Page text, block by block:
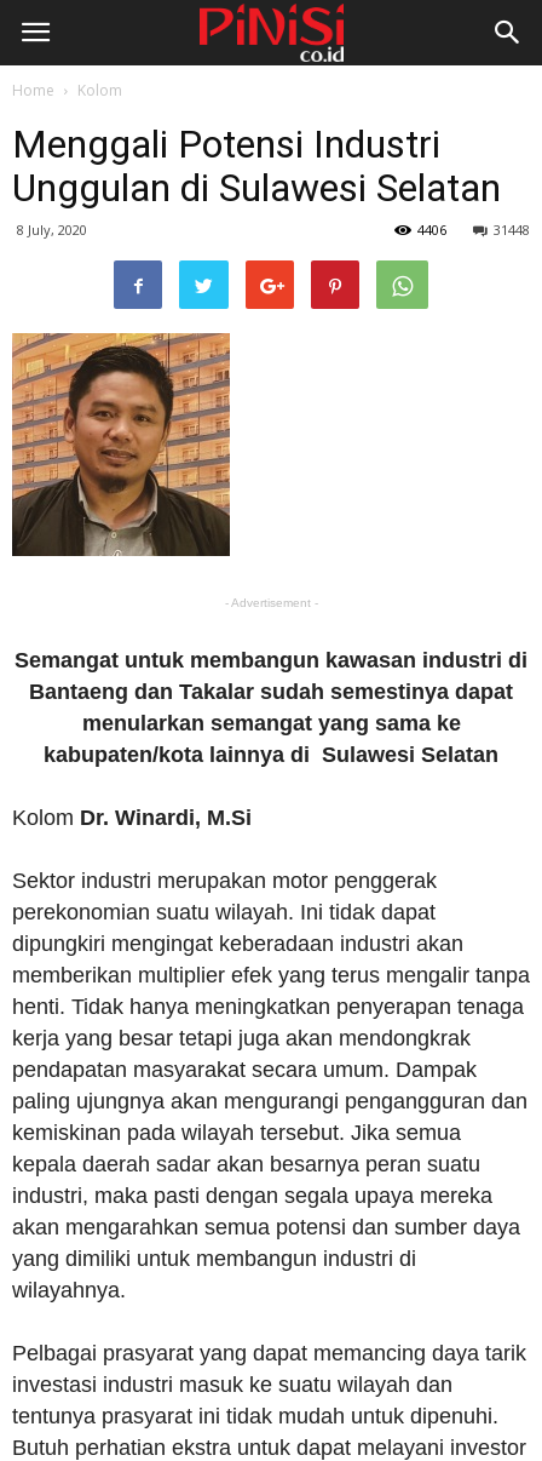
Home Kolom
Menggali Potensi Industri
Unggulan di Sulawesi Selatan
8 July, 2020 31448
4406
- Advertisement -
Semangat untuk membangun kawasan industri di
Bantaeng dan Takalar sudah semestinya dapat
menularkan semangat yang sama ke
kabupaten/kota lainnya di Sulawesi Selatan
Kolom Dr. Winardi, M.Si
Sektor industri merupakan motor penggerak
perekonomian suatu wilayah. Ini tidak dapat
dipungkiri mengingat keberadaan industri akan
memberikan multiplier efek yang terus mengalir tanpa
henti. Tidak hanya meningkatkan penyerapan tenaga
kerja yang besar tetapi juga akan mendongkrak
pendapatan masyarakat secara umum. Dampak
paling ujungnya akan mengurangi pengangguran dan
kemiskinan pada wilayah tersebut. Jika semua
kepala daerah sadar akan besarnya peran suatu
industri, maka pasti dengan segala upaya mereka
akan mengarahkan semua potensi dan sumber daya
yang dimiliki untuk membangun industri di
wilayahnya.
Pelbagai prasyarat yang dapat memancing daya tarik
investasi industri masuk ke suatu wilayah dan
tentunya prasyarat ini tidak mudah untuk dipenuhi.
Butuh perhatian ekstra untuk dapat melayani investor